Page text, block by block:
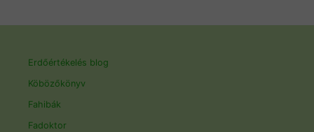
Erdőértékelés blog
Köbözőkönyv
Fahibák
Fadoktor